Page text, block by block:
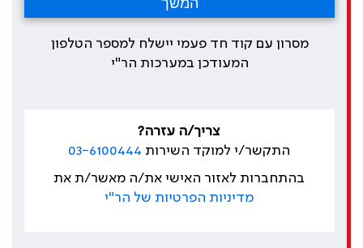
מסרון עם קוד חד פעמי יישלח למספר הטלפון
המעודכן במערכות הר"י
צריך/ה עזרה?
התקשר/י למוקד השירות 03-6100444
בהתחברות לאזור האישי את/ה מאשר/ת את
מדיניות הפרטיות של הר"י